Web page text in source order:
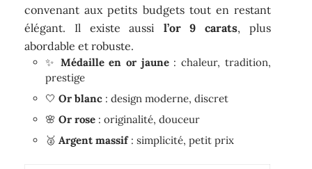
convenant aux petits budgets tout en restant
élégant. Il existe aussi l’or 9 carats, plus
abordable et robuste.
✨ Médaille en or jaune: chaleur, tradition,
prestige
🤍Or blanc : design moderne, discret
🌸Or rose : originalité, douceur
🥈Argent massif: simplicité, petit prix